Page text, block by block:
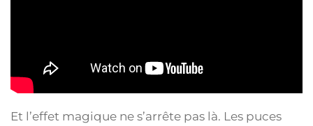
Et l’effet magique ne s’arrête pas là. Les puces